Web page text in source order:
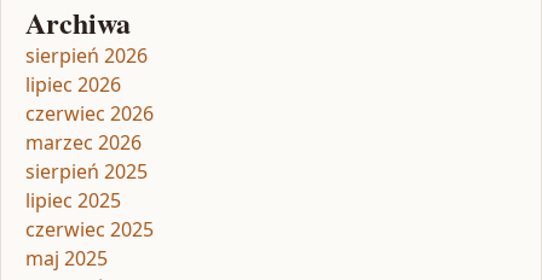
Archiwa
sierpień 2026
lipiec 2026
czerwiec 2026
marzec 2026
sierpień 2025
lipiec 2025
czerwiec 2025
maj 2025